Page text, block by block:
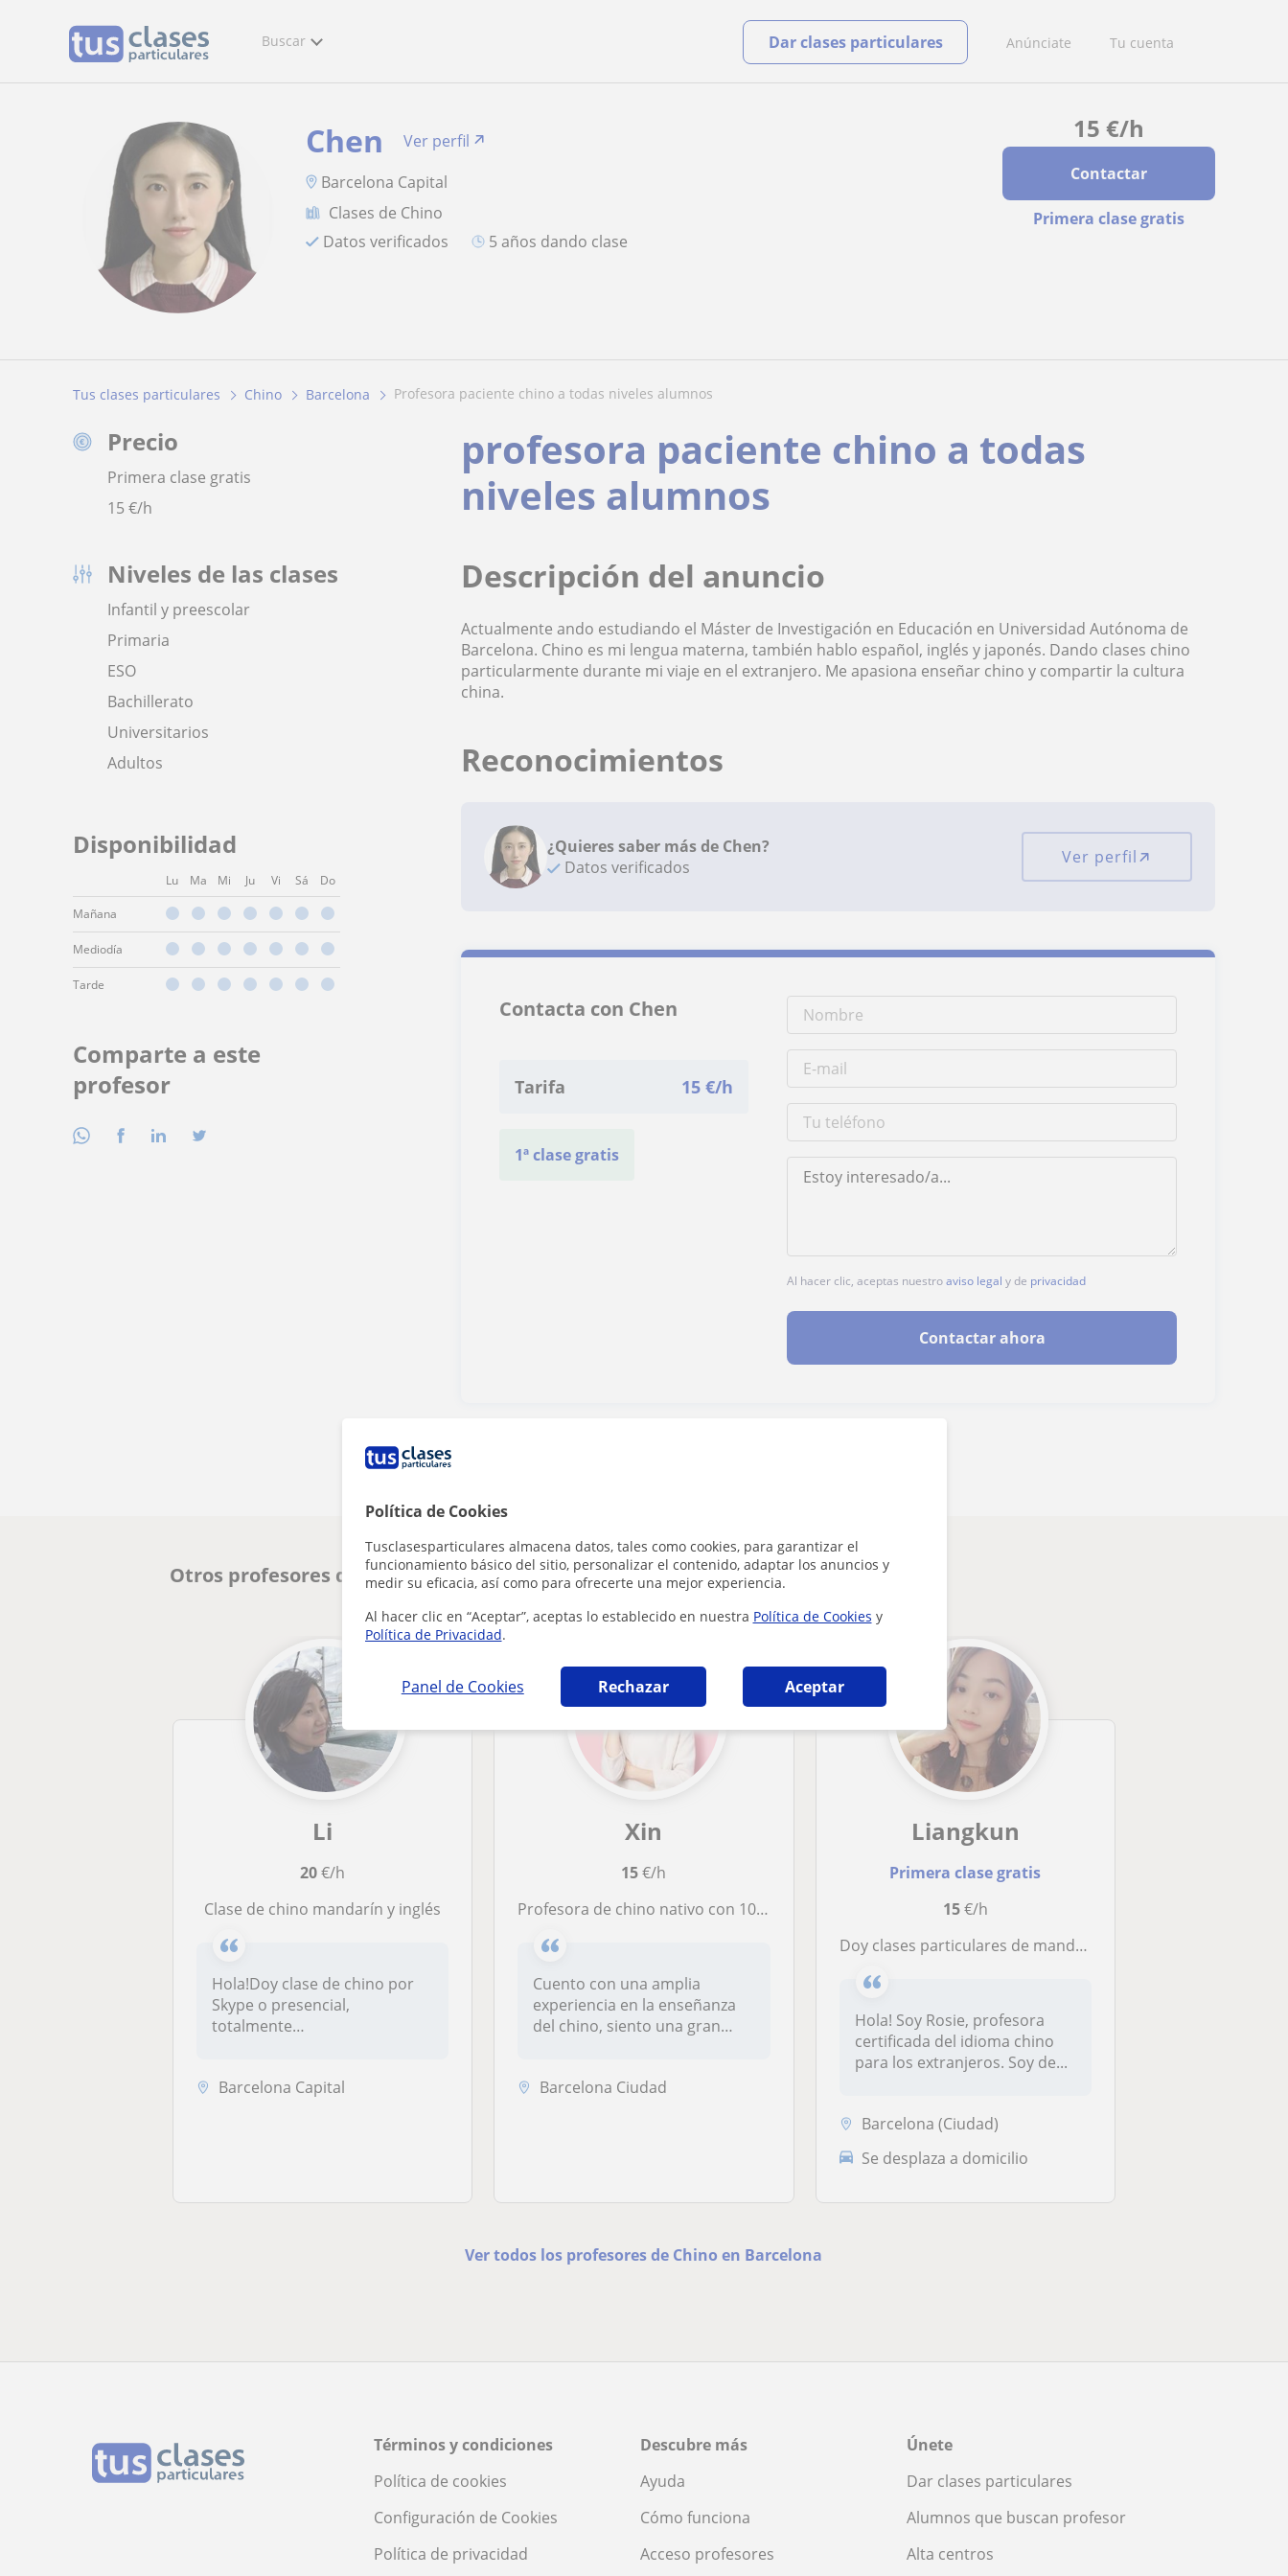
Política de Cookies
Tusclasesparticulares almacena datos, tales como cookies, para garantizar el
funcionamiento básico del sitio, personalizar el contenido, adaptar los anuncios y
medir su eficacia, así como para ofrecerte una mejor experiencia.
Al hacer clic en “Aceptar”, aceptas lo establecido en nuestra Política de Cookies y
Política de Privacidad.
Panel de Cookies Rechazar Aceptar
Buscar Anúnciate Tu cuenta
Dar clases particulares
15 €/h
Contactar
Primera clase gratis
Chen
Ver perfil
Barcelona Capital
Clases de Chino
Datos verificados
5 años dando clase
Tus clases particulares Chino Barcelona profesora paciente chino a todas niveles alumnos
Precio
Primera clase gratis
15€/h
Niveles de las clases
Infantil y preescolar
Primaria
ESO
Bachillerato
Universitarios
Adultos
Disponibilidad
Lu Ma Mi Ju Vi Sá Do
Mañana
Mediodía
Tarde
Comparte a este
profesor
profesora paciente chino a todas
niveles alumnos
Descripción del anuncio
Actualmente ando estudiando el Máster de Investigación en Educación en Universidad Autónoma de
Barcelona. Chino es mi lengua materna, también hablo español, inglés y japonés. Dando clases chino
particularmente durante mi viaje en el extranjero. Me apasiona enseñar chino y compartir la cultura
china.
Reconocimientos
¿Quieres saber más de Chen?
Datos verificados
Ver perfil
Contacta con Chen
Tarifa 15 €/h
1ª clase gratis
Al hacer clic, aceptas nuestroaviso legal y de privacidad
Contactar ahora
Otros profesores de Chino en Barcelona que pueden interesarte
Li
20€/h
clase de chino mandarín y inglés
Hola!Doy clase de chino por
Skype o presencial,
totalmente
Barcelona Capital
Xin
15€/h
Profesora de chino nativo con 10 años de experiencia de primaria y secundaria en China.
Cuento con una amplia
experiencia en la enseñanza
del chino, siento una gran
Barcelona Ciudad
Liangkun
Primera clase gratis
15€/h
Doy clases particulares de mandarín a los alumnos de todos los niveles
Hola! Soy Rosie, profesora
certificada del idioma chino
para los extranjeros. Soy de...
Barcelona (Ciudad)
Se desplaza a domicilio
Ver todos los profesores de Chino en Barcelona
Términos y condiciones
Política de cookies
Configuración de Cookies
Política de privacidad
Descubre más
Ayuda
Cómo funciona
Acceso profesores
Únete
Dar clases particulares
Alumnos que buscan profesor
Alta centros